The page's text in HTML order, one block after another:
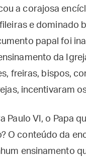
a corajosa
e dominado
papal foi
da
freiras, bispos,
incentivaram
Paulo VI, o Papa
O conteúdo da
ensinamento